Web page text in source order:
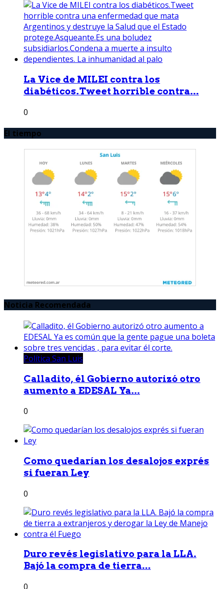
La Vice de MILEI contra los
diabéticos.Tweet horrible contra...
0
El tiempo
Noticia Recomendada
Política San Luis
Calladito, él Gobierno autorizó otro
aumento a EDESAL Ya...
0
Como quedarían los desalojos exprés
si fueran Ley
0
Duro revés legislativo para la LLA.
Bajó la compra de tierra...
0